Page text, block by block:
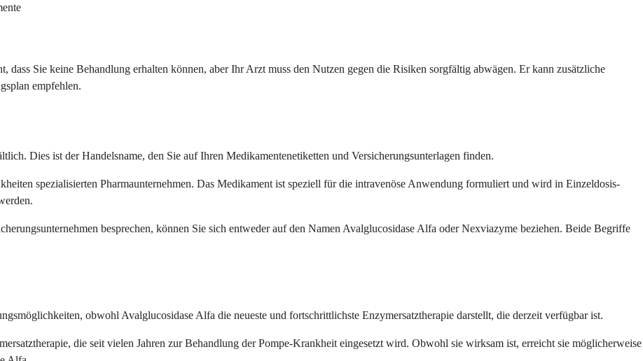
dass Sie keine Behandlung erhalten können, aber Ihr Arzt muss den Nutzen gegen die Risiken sorgfältig abwägen. Er kann zusätzliche
empfehlen.
Dies ist der Handelsname, den Sie auf Ihren Medikamentenetiketten und Versicherungsunterlagen finden.
spezialisierten Pharmaunternehmen. Das Medikament ist speziell für die intravenöse Anwendung formuliert und wird in Einzeldosis-
besprechen, können Sie sich entweder auf den Namen Avalglucosidase Alfa oder Nexviazyme beziehen. Beide Begriffe
obwohl Avalglucosidase Alfa die neueste und fortschrittlichste Enzymersatztherapie darstellt, die derzeit verfügbar ist.
die seit vielen Jahren zur Behandlung der Pompe-Krankheit eingesetzt wird. Obwohl sie wirksam ist, erreicht sie möglicherweise